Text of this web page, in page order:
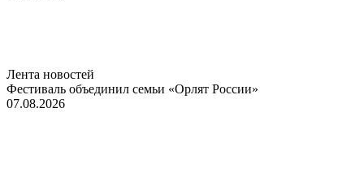
Лента новостей
Фестиваль объединил семьи «Орлят России»
07.08.2026